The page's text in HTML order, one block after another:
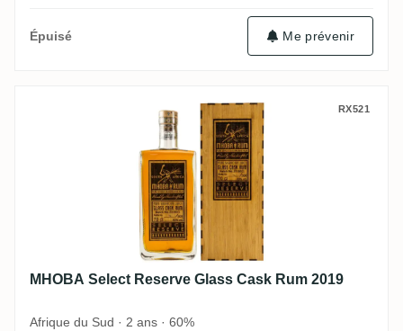
Épuisé Me prévenir
MHOBA Select Reserve Glass Cask Rum
RX521
MHOBA Select Reserve Glass Cask Rum 2019
Afrique du Sud · 2 ans · 60%